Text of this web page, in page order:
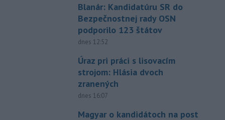
Blanár: Kandidatúru SR do
Bezpečnostnej rady OSN
podporilo 123 štátov
dnes 12:52
Úraz pri práci s lisovacím
strojom: Hlásia dvoch
zranených
dnes 16:07
Magyar o kandidátoch na post